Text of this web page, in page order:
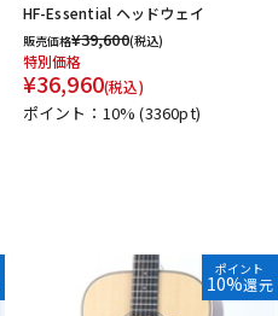
HF-Essential ヘッドウェイ
販売価格¥39,600(税込)
特別価格
¥36,960(税込)
ポイント：10%(3360pt)
ポイント
10%還元